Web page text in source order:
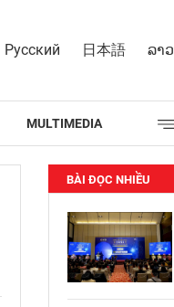
Русский 日本語 ລາວ
MULTIMEDIA
BÀI ĐỌC NHIỀU